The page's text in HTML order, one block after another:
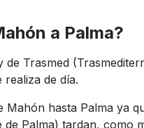
a Palma?
Trasmed
de día.
hasta Palma ya
Palma) tardan,